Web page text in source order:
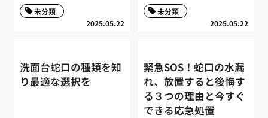
2025.05.22
未分類
2025.05.22
未分類
洗面台蛇口の種類を知
り最適な選択を
緊急SOS！蛇口の水漏
れ、放置すると後悔す
る３つの理由と今すぐ
できる応急処置